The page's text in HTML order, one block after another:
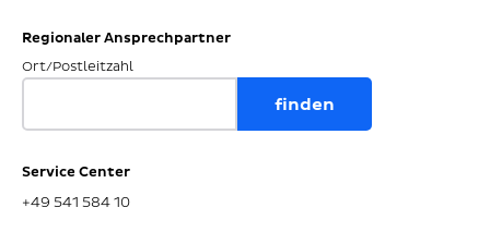
Regionaler Ansprechpartner
Ort/Postleitzahl
Service Center
+49 541 584 10